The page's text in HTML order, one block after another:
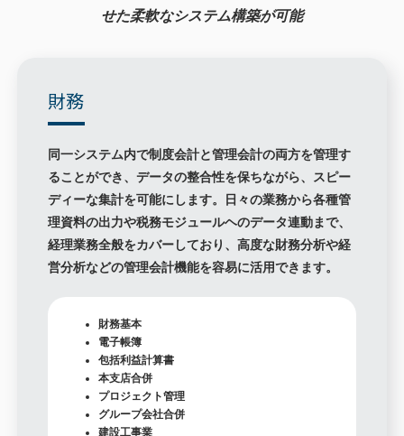
せた柔軟なシステム構築が可能
財務
同一システム内で制度会計と管理会計の両方を管理す
ることができ、データの整合性を保ちながら、スピー
ディーな集計を可能にします。日々の業務から各種管
理資料の出力や税務モジュールヘのデータ連動まで、
経理業務全般をカバーしており、高度な財務分析や経
営分析などの管理会計機能を容易に活用できます。
財務基本
電子帳簿
包括利益計算書
本支店合併
プロジェクト管理
グループ会社合併
建設工事業